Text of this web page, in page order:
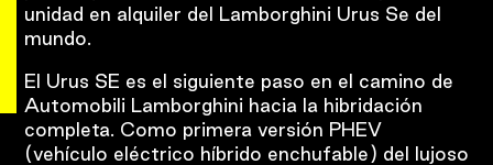
unidad en alquiler del Lamborghini Urus Se del
mundo.
El Urus SE es el siguiente paso en el camino de
Automobili Lamborghini hacia la hibridación
completa. Como primera versión PHEV
(vehículo eléctrico híbrido enchufable) del lujoso